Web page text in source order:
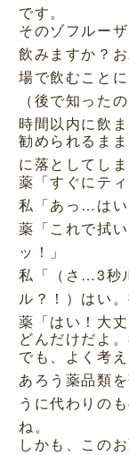
です。
そのゾフルー
飲みますか？
場で飲むことに
（後で知った
時間以内に飲
勧められるま
に落としてし
薬「すぐにテ
私「あっ…はい
薬「これで拭
ッ！」
私「（さ…3秒
ル？！）はい
薬「はい！大
どんだけだよ。
でも、よく考
あろう薬品類
うに代わりの
ね。
しかも、この